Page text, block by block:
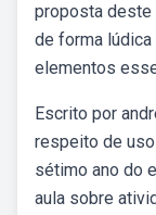
proposta deste
de forma
elementos
Escrito por
respeito de
sétimo ano do
aula sobre